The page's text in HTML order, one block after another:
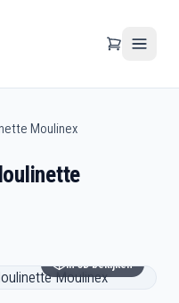
Moulinex
In 3D bekijken